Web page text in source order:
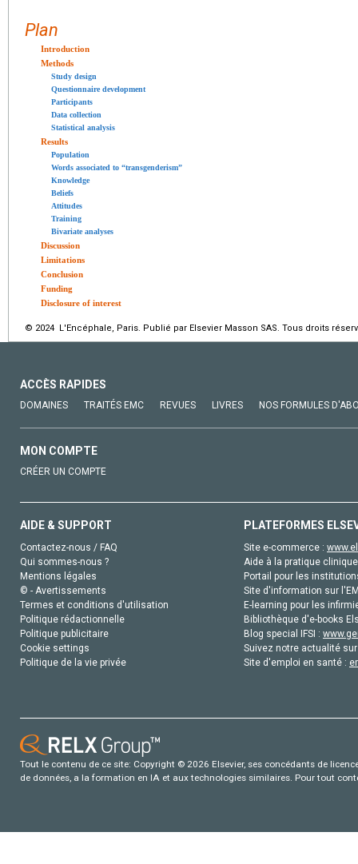
Plan
Introduction
Methods
Study design
Questionnaire development
Participants
Data collection
Statistical analysis
Results
Population
Words associated to “transgenderism”
Knowledge
Beliefs
Attitudes
Training
Bivariate analyses
Discussion
Limitations
Conclusion
Funding
Disclosure of interest
© 2024 L'Encéphale, Paris. Publié par Elsevier Masson SAS. Tous droits
ACCÈS RAPIDES
DOMAINES TRAITÉS EMC REVUES LIVRES NOS FORMULES
MON COMPTE
CRÉER UN COMPTE
AIDE & SUPPORT
Contactez-nous / FAQ
Qui sommes-nous ?
Mentions légales
© - Avertissements
Termes et conditions d'utilisation
Politique rédactionnelle
Politique publicitaire
Cookie settings
Politique de la vie privée
PLATEFORMES
Site e-commerce :
Aide à la pratique
Portail pour les
Site d'information sur
E-learning pour les
Bibliothèque d'e-books
Blog special IFSI :
Suivez notre actualité
Site d'emploi en santé :
Tout le contenu de ce site: Copyright © 2026 Elsevier, ses concédants de
de données, a la formation en IA et aux technologies similaires. Pour tout